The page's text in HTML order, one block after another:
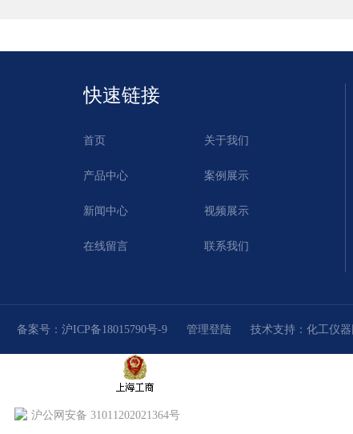
快速链接
首页 关于我们
产品中心 案例展示
新闻中心 视频展示
在线留言 联系我们
备案号：沪ICP备18015790号-9 管理登陆 技术支持：化工仪器
沪公网安备 31011202021364号